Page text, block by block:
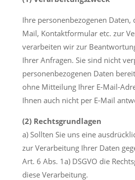
Ihre personenbezogenen Daten,
Mail, Kontaktformular etc. zur
verarbeiten wir zur
Ihrer Anfragen. Sie sind nicht
personenbezogenen Daten
ohne Mitteilung Ihrer E-Mail-
Ihnen auch nicht per E-Mail
(2) Rechtsgrundlagen
a) Sollten Sie uns eine
zur Verarbeitung Ihrer Daten
Art. 6 Abs. 1a) DSGVO die
diese Verarbeitung.